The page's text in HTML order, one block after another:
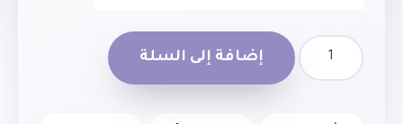
إضافة إلى السلة